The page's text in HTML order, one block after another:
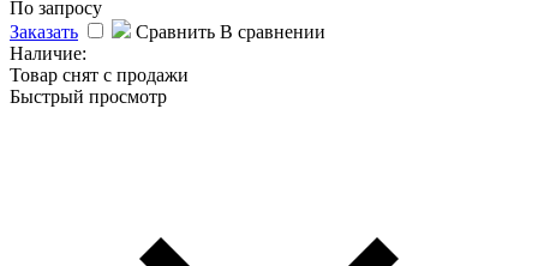
По запросу
Заказать
Сравнить В сравнении
Наличие:
Товар снят с продажи
Быстрый просмотр